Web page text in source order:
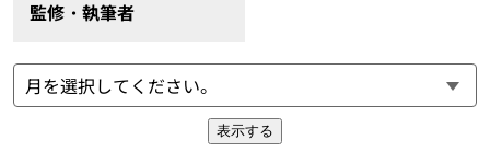
監修・執筆者
表示する